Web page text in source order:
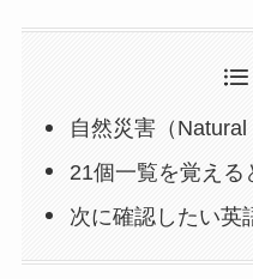
自然災害（
21個一覧を覚える
次に確認したい英